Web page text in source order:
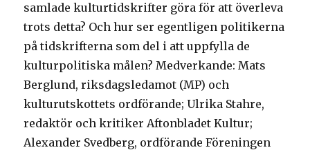
samlade kulturtidskrifter göra för att överleva
trots detta? Och hur ser egentligen politikerna
på tidskrifterna som del i att uppfylla de
kulturpolitiska målen? Medverkande: Mats
Berglund, riksdagsledamot (MP) och
kulturutskottets ordförande; Ulrika Stahre,
redaktör och kritiker Aftonbladet Kultur;
Alexander Svedberg, ordförande Föreningen